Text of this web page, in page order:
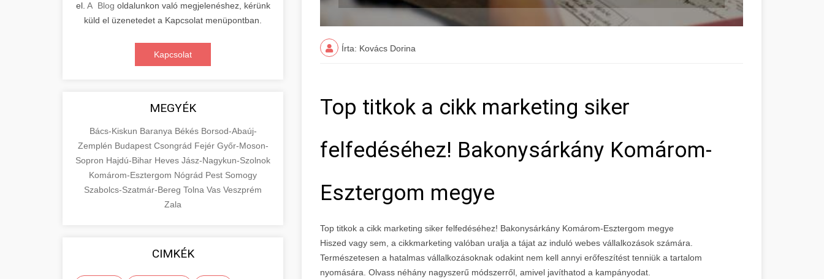
el. A Blog oldalunkon való megjelenéshez, kérünk
küld el üzenetedet a Kapcsolat menüpontban.
Kapcsolat
MEGYÉK
Bács-Kiskun Baranya Békés Borsod-Abaúj-
Zemplén Budapest Csongrád Fejér Győr-Moson-
Sopron Hajdú-Bihar Heves Jász-Nagykun-Szolnok
Komárom-Esztergom Nógrád Pest Somogy
Szabolcs-Szatmár-Bereg Tolna Vas Veszprém
Zala
CIMKÉK
Írta: Kovács Dorina
Top titkok a cikk marketing siker
felfedéséhez! Bakonysárkány Komárom-
Esztergom megye
Top titkok a cikk marketing siker felfedéséhez! Bakonysárkány Komárom-Esztergom megye
Hiszed vagy sem, a cikkmarketing valóban uralja a tájat az induló webes vállalkozások számára.
Természetesen a hatalmas vállalkozásoknak odakint nem kell annyi erőfeszítést tenniük a tartalom
nyomására. Olvass néhány nagyszerű módszerről, amivel javíthatod a kampányodat.